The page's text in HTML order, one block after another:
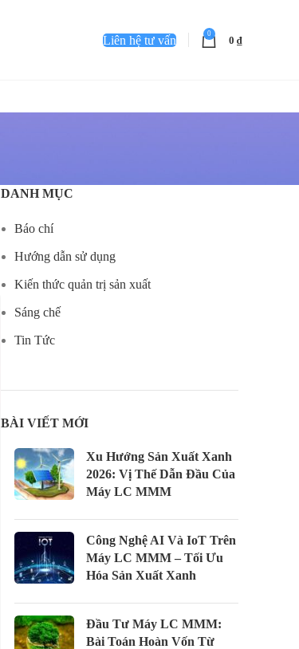
Liên hệ tư vấn 0
0 ₫
DANH MỤC
Báo chí
Hướng dẫn sử dụng
Kiến thức quản trị sản xuất
Sáng chế
Tin Tức
BÀI VIẾT MỚI
Xu Hướng Sản Xuất Xanh
2026: Vị Thế Dẫn Đầu Của
Máy LC MMM
Công Nghệ AI Và IoT Trên
Máy LC MMM – Tối Ưu
Hóa Sản Xuất Xanh
Đầu Tư Máy LC MMM:
Bài Toán Hoàn Vốn Từ